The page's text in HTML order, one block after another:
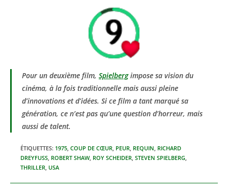
Pour un deuxième film, Spielbergimpose sa vision du
cinéma, à la fois traditionnelle mais aussi pleine
d’innovations et d’idées. Si ce film a tant marqué sa
génération, ce n’est pas qu’une question d’horreur, mais
aussi de talent.
ÉTIQUETTES: 1975, COUP DE CŒUR, PEUR, REQUIN, RICHARD
DREYFUSS, ROBERT SHAW, ROY SCHEIDER, STEVEN SPIELBERG,
THRILLER, USA